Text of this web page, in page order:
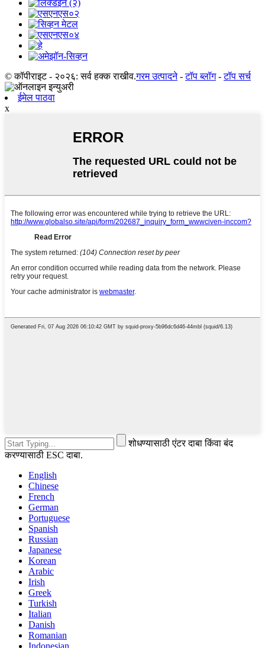
© कॉपीराइट - २०२६: सर्व हक्क राखीव.गरम उत्पादने-टॉप ब्लॉग-टॉप सर्च
ईमेल पाठवा
x
शोधण्यासाठी एंटर दाबा किंवा बंद
करण्यासाठी ESC दाबा.
English
Chinese
French
German
Portuguese
Spanish
Russian
Japanese
Korean
Arabic
Irish
Greek
Turkish
Italian
Danish
Romanian
Indonesian